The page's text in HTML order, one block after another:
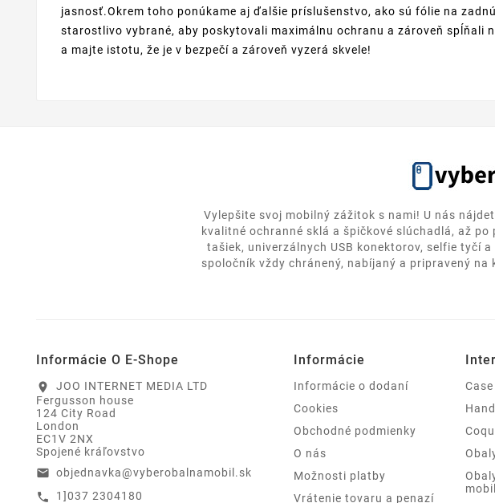
jasnosť.Okrem toho ponúkame aj ďalšie príslušenstvo, ako sú fólie na
starostlivo vybrané, aby poskytovali maximálnu ochranu a zároveň
a majte istotu, že je v bezpečí a zároveň vyzerá skvele!
Vylepšite svoj mobilný zážitok s nami! U nás
kvalitné ochranné sklá a špičkové slúchadlá, až
tašiek, univerzálnych USB konektorov, selfie tyčí
spoločník vždy chránený, nabíjaný a pripravený
Informácie O E-Shope
location_on
JOO INTERNET MEDIA LTD
Fergusson house
124 City Road
London
EC1V 2NX
Spojené kráľovstvo
email objednavka@vyberobalnamobil.sk
call 1]037 2304180
Informácie
Informácie o dodaní
Cookies
Obchodné podmienky
O nás
Možnosti platby
Vrátenie tovaru a penazí
mobil